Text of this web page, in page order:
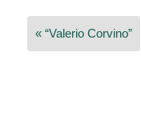
Navigazione
articoli
« “Valerio Corvino”